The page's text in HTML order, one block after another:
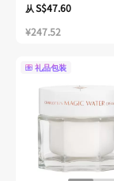
从S$47.60
¥247.52
礼品包装